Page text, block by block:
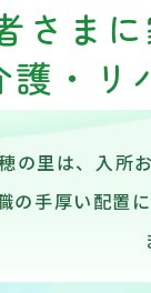
さま
護・リ
の里は、入所
の手厚い配置